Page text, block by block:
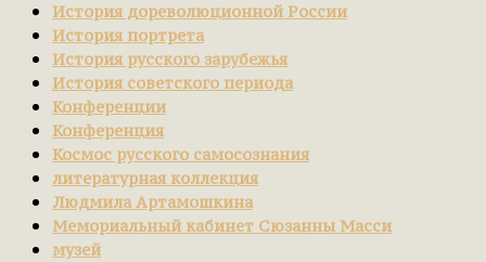
История дореволюционной России
История портрета
История русского зарубежья
История советского периода
Конференции
Конференция
Космос русского самосознания
литературная коллекция
Людмила Артамошкина
Мемориальный кабинет Сюзанны Масси
музей